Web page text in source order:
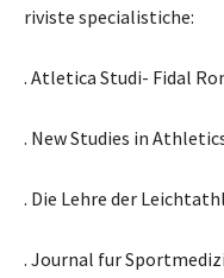
riviste specialistiche:
. Atletica Studi- Fidal
. New Studies in
. Die Lehre der
. Journal fur